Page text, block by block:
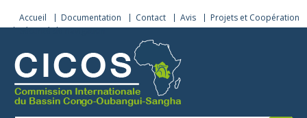
Accueil Documentation Contact Avis
Projets et Coopération
Sécurité de navigation